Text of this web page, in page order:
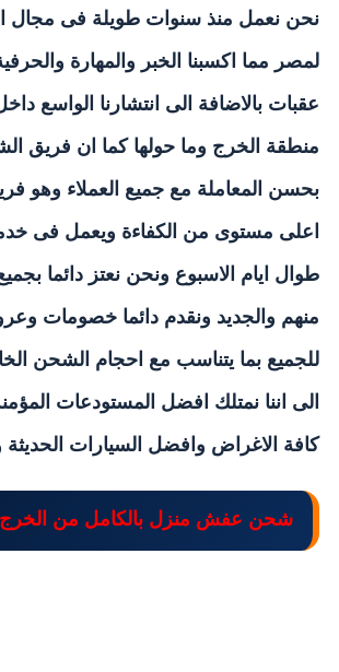
نحن نعمل منذ سنوات طويلة فى مجال
لمصر مما اكسبنا الخبر والمهارة
عقبات بالاضافة الى انتشارنا الواسع
منطقة الخرج وما حولها كما ان فريق
بحسن المعاملة مع جميع العملاء وهو
طوال ايام الاسبوع ونحن نعتز دائما بجميع
منهم والجديد ونقدم دائما خصومات
للجميع بما يتناسب مع احجام الشحن
الى اننا نمتلك افضل المستودعات
كافة الاغراض وافضل السيارات الحديثة
شحن عفش منزل بالكامل من الخرج